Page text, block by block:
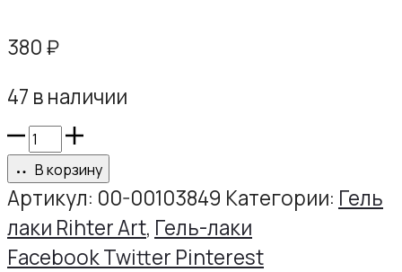
380₽
47 в наличии
Количество
товара
Гель-
лак
РИХТЕР
В корзину
Артикул: 00-00103849 Категории: Гель
лаки Rihter Art, Гель-лаки
Share
FacebookTwitter Pinterest